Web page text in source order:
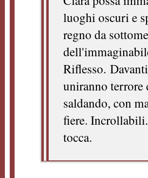
luoghi oscuri e
regno da
Riflesso.
uniranno terrore
saldando, con
fiere.
tocca.